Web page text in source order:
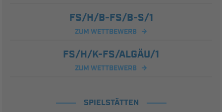
FS/H/B-FS/B-S/1
ZUM WETTBEWERB
FS/H/K-FS/ALGÄU/1
ZUM WETTBEWERB
SPIELSTÄTTEN